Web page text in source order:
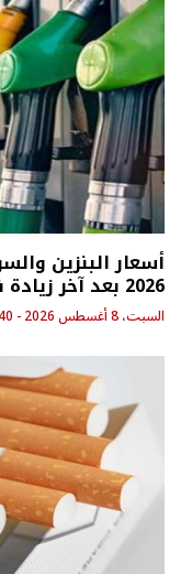
2026 بعد آخر زيادة في محطات الوقود
السبت، 8 أغسطس 2026 - 4:40 م